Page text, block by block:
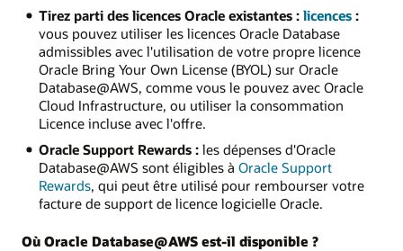
Tirez parti des licences Oracle existantes : licences:
vous pouvez utiliser les licences Oracle Database
admissibles avec l'utilisation de votre propre licence
Oracle Bring Your Own License (BYOL) sur Oracle
Database@AWS, comme vous le pouvez avec Oracle
Cloud Infrastructure, ou utiliser la consommation
Licence incluse avec l'offre.
Oracle Support Rewards :les dépenses d'Oracle
Database@AWS sont éligibles à Oracle Support
Rewards, qui peut être utilisé pour rembourser votre
facture de support de licence logicielle Oracle.
Où Oracle Database@AWS est-il disponible ?